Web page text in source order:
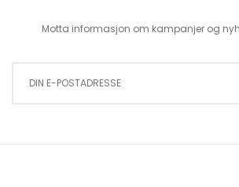
Motta informasjon om kampanjer og